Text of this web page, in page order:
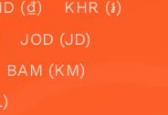
(₫)
KHR (៛)
JOD (JD)
BAM (KM)